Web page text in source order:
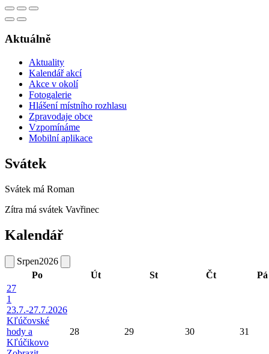
Aktuálně
Aktuality
Kalendář akcí
Akce v okolí
Fotogalerie
Hlášení místního rozhlasu
Zpravodaje obce
Vzpomínáme
Mobilní aplikace
Svátek
Svátek má Roman
Zítra má svátek Vavřinec
Kalendář
Srpen2026
Po
Út St Čt
Pá
27
1
23.7.-27.7.2026
Kľúčovské
hody a
Kľúčikovo
28 29 30 31